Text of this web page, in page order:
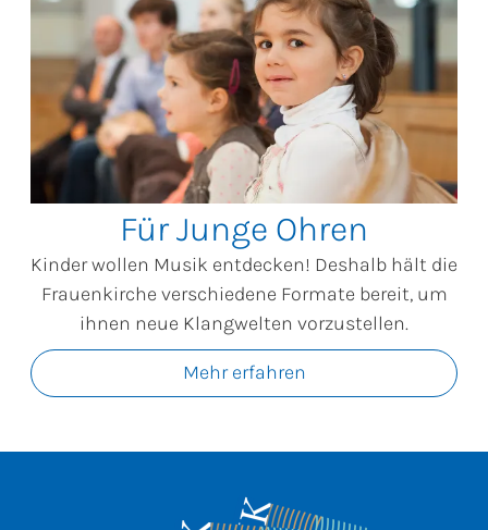
Für Junge Ohren
Kinder wollen Musik entdecken! Deshalb hält die
Frauenkirche verschiedene Formate bereit, um
ihnen neue Klangwelten vorzustellen.
Mehr erfahren